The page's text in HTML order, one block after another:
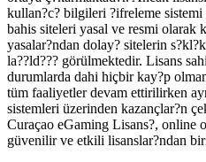
kullan?c? bilgileri ?ifreleme
bahis siteleri yasal ve resmi olarak
yasalar?ndan dolay? sitelerin
la??ld??? görülmektedir. Lisans
durumlarda dahi hiçbir kay?p
tüm faaliyetler devam ettirilirken
sistemleri üzerinden kazançlar?n
Curaçao eGaming Lisans?, online
güvenilir ve etkili lisanslar?ndan